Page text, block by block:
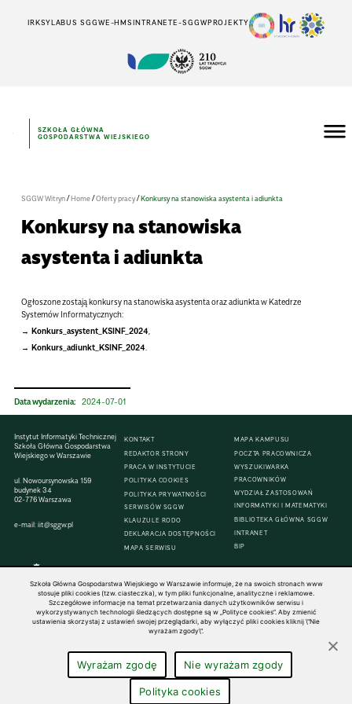
IRKSYLABUS SGGWE-HMSINTRANETE-SGGWPROJEKTY
SZKOŁA GŁÓWNA
GOSPODARSTWA WIEJSKIEGO
SGGW Witryn/Home/Oferty pracy/Konkursy na stanowiska asystenta i adiunkta
Konkursy na stanowiska
asystenta i adiunkta
Ogłoszone zostają konkursy na stanowiska asystenta oraz adiunkta w Katedrze
Systemów Informatycznych:
Konkurs_asystent_KSINF_2024
Konkurs_adiunkt_KSINF_2024
Data wydarzenia: 2024-07-01
Instytut Informatyki Technicznej
Szkoła Główna Gospodarstwa
Wiejskiego w Warszawie
ul. Nowoursynowska 159
budynek 34
02-776 Warszawa
e-mail:iit@sggw.pl
KONTAKT
REDAKTOR STRONY
PRACA W INSTYTUCIE
POLITYKA COOKIES
POLITYKA PRYWATNOŚCI
SERWISÓW SGGW
KLAUZULE RODO
DEKLARACJA DOSTĘPNOŚCI
MAPA SERWISU
MAPA KAMPUSU
POCZTA PRACOWNICZA
WYSZUKIWARKA
PRACOWNIKÓW
WYDZIAŁ ZASTOSOWAŃ
INFORMATYKI I MATEMATYKI
BIBLIOTEKA GŁÓWNA SGGW
INTRANET
BIP
© 1816–2026 SGGW — ALL RIGHTS RESERVED
Szkoła Główna Gospodarstwa Wiejskiego w Warszawie informuje, że na swoich stronach www
stosuje pliki cookies (tzw. ciasteczka), w tym pliki funkcjonalne, analityczne i reklamowe.
Szczegółowe informacje na temat przetwarzania danych użytkowników serwisu i
wykorzystywanych technologii śledzących dostępne są w „Polityce cookies”. Aby zmienić
ustawienia skorzystaj z ustawień swojej przeglądarki, aby wyłączyć pliki cookies kliknij \"Nie
wyrażam zgody\".
Wyrażam zgodę Nie wyrażam zgody
Polityka cookies